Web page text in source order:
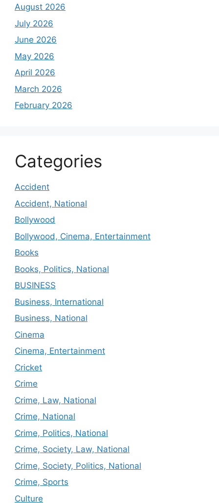
August 2026
July 2026
June 2026
May 2026
April 2026
March 2026
February 2026
Categories
Accident
Accident, National
Bollywood
Bollywood, Cinema, Entertainment
Books
Books, Politics, National
BUSINESS
Business, International
Business, National
Cinema
Cinema, Entertainment
Cricket
Crime
Crime, Law, National
Crime, National
Crime, Politics, National
Crime, Society, Law, National
Crime, Society, Politics, National
Crime, Sports
Culture